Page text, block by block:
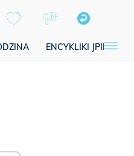
ENCYKLIKI JPII